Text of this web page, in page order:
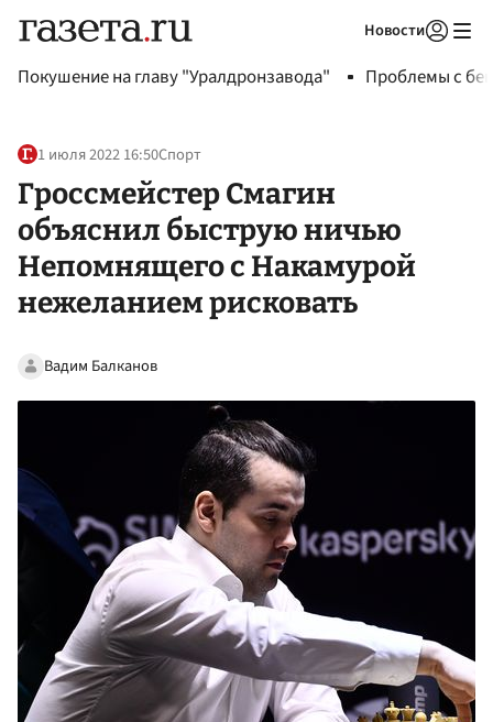
Новости
Покушение на главу "Уралдронзавода" Проблемы с
1 июля 2022 16:50Спорт
Гроссмейстер Смагин
объяснил быструю ничью
Непомнящего с Накамурой
нежеланием рисковать
Вадим Балканов